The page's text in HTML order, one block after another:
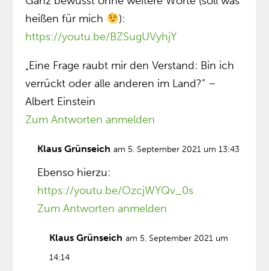
heißen für mich
):
https://youtu.be/BZSugUVyhjY
„Eine Frage raubt mir den Verstand: Bin ich
verrückt oder alle anderen im Land?” –
Albert Einstein
Zum Antworten anmelden
Klaus Grünseich am 5. September 2021 um 13:43
Ebenso hierzu:
https://youtu.be/OzcjWYQv_0s
Zum Antworten anmelden
Klaus Grünseich am 5. September 2021 um
14:14